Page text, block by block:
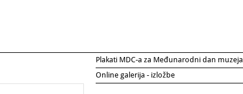
Plakati MDC-a za Međunarodni dan muzeja
Online galerija - izložbe